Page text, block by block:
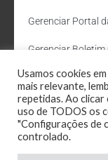
Gerenciar Portal
Gerenciar Boletim
Departamento de
Administração
Webmail
Usamos cookies
mais relevante,
repetidas. Ao clicar
uso de TODOS os
"Configurações de
controlado.